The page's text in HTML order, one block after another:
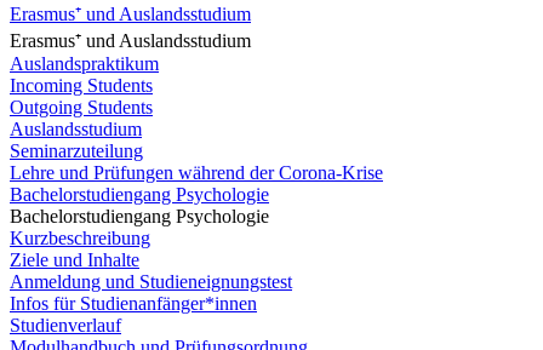
Erasmus⁺ und Auslandsstudium
Erasmus⁺ und Auslandsstudium
Auslandspraktikum
Incoming Students
Outgoing Students
Auslandsstudium
Seminarzuteilung
Lehre und Prüfungen während der Corona-Krise
Bachelorstudiengang Psychologie
Bachelorstudiengang Psychologie
Kurzbeschreibung
Ziele und Inhalte
Anmeldung und Studieneignungstest
Infos für Studienanfänger*innen
Studienverlauf